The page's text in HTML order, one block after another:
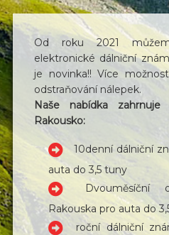
Od roku 2021
elektronické dálniční
je novinka!! Více
odstraňování nálepek.
Naše nabídka
Rakousko:
10denní dálniční
auta do 3,5 tuny
Dvouměsíční
Rakouska pro auta do
roční dálniční